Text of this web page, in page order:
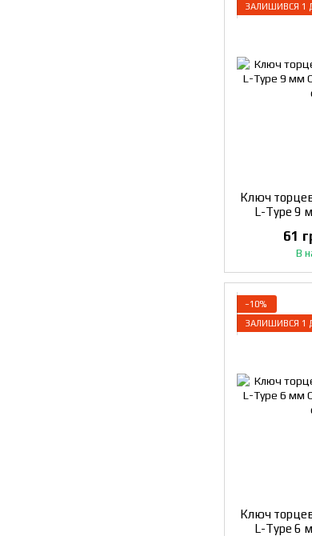
ЗАЛИШИВСЯ 1
Ключ
L-Type 9
61
В
−10%
ЗАЛИШИВСЯ 1
Ключ
L-Type 6